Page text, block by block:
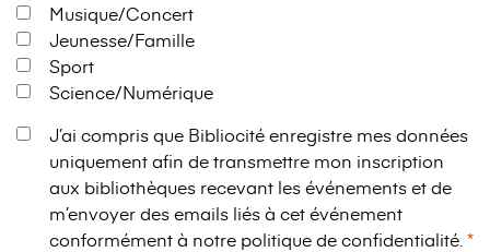
Musique/Concert
Jeunesse/Famille
Sport
Science/Numérique
J’ai compris que Bibliocité enregistre mes données
uniquement afin de transmettre mon inscription
aux bibliothèques recevant les événements et de
m’envoyer des emails liés à cet événement
conformément à notre politique de confidentialité